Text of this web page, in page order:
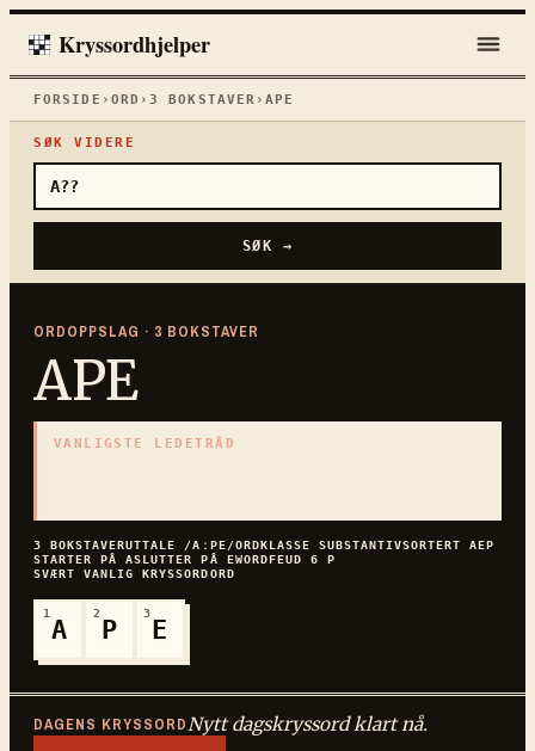
Kryssordhjelper
FORSIDE › ORD ›3 BOKSTAVER ›APE
SØK VIDERE
SØK →
ORDOPPSLAG · 3 BOKSTAVER
APE
VANLIGSTE LEDETRÅD
3 BOKSTAVERUTTALE /AːPE/ORDKLASSE SUBSTANTIVSORTERTAEP
STARTER PÅASLUTTER PÅ EWORDFEUD 6 P
SVÆRT VANLIG
KRYSSORDORD
1
A
2
P
3
E
DAGENS KRYSSORDNytt dagskryssord klart nå.